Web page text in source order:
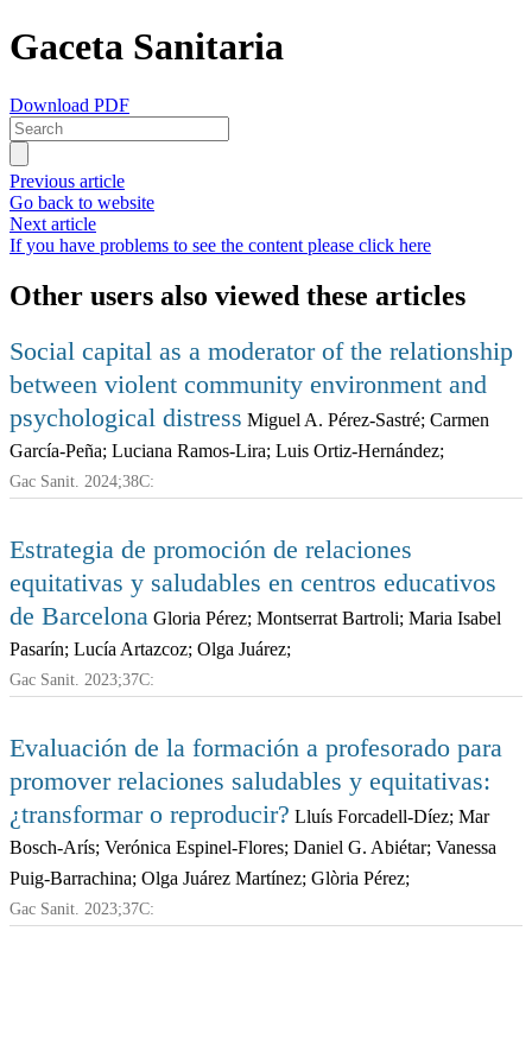
Gaceta Sanitaria
Download PDF
Previous article
Go back to website
Next article
If you have problems to see the content please click here
Other users also viewed these articles
Social capital as a moderator of the relationship
between violent community environment and
psychological distress Miguel A. Pérez-Sastré; Carmen
García-Peña; Luciana Ramos-Lira; Luis Ortiz-Hernández;
Gac Sanit. 2024;38C:
Estrategia de promoción de relaciones
equitativas y saludables en centros educativos
de Barcelona Gloria Pérez; Montserrat Bartroli; Maria Isabel
Pasarín; Lucía Artazcoz; Olga Juárez;
Gac Sanit. 2023;37C:
Evaluación de la formación a profesorado para
promover relaciones saludables y equitativas:
¿transformar o reproducir? Lluís Forcadell-Díez; Mar
Bosch-Arís; Verónica Espinel-Flores; Daniel G. Abiétar; Vanessa
Puig-Barrachina; Olga Juárez Martínez; Glòria Pérez;
Gac Sanit. 2023;37C: